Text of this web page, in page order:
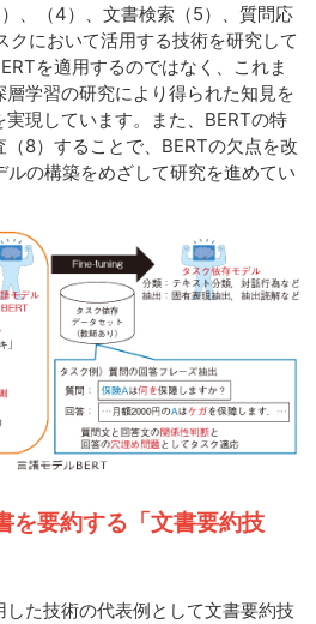
、（4）、文書検索（5）、質問応
クにおいて活用する技術を研究して
を適用するのではなく、これま
学習の研究により得られた知見を
現しています。また、BERTの特
8）することで、BERTの欠点を改
の構築をめざして研究を進めてい
を要約する「文書要約技
た技術の代表例として文書要約技